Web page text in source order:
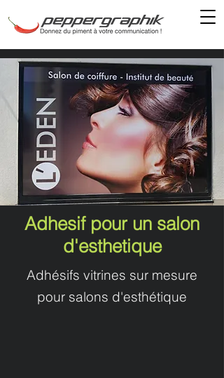
Adhesif pour un salon
d'esthetique
Adhésifs vitrines sur mesure
pour salons d'esthétique